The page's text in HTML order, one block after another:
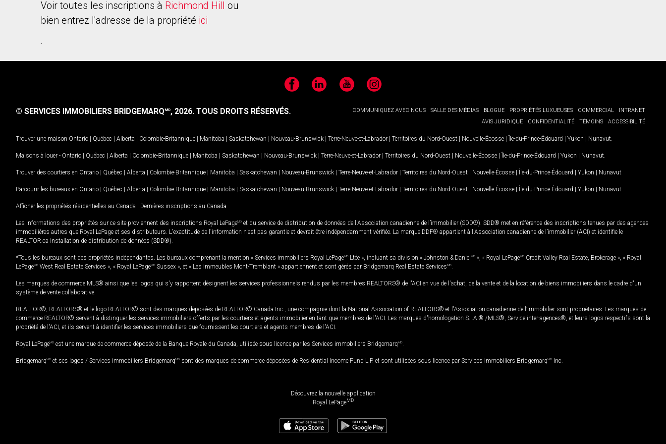
Voir toutes les inscriptions à Richmond Hill ou
bien entrez l'adresse de la propriété ici
.
FacebookLinkedIn YouTubeInstagram
COMMUNIQUEZ AVEC NOUS SALLE DES MÉDIAS BLOGUE PROPRIÉTÉS LUXUEUSES COMMERCIAL
INTRANET
AVIS JURIDIQUE
CONFIDENTIALITÉ TÉMOINS ACCESSIBILITÉ
© SERVICES IMMOBILIERS BRIDGEMARQMD, 2026. TOUS DROITS RÉSERVÉS.
Trouver une maison Ontario | Québec | Alberta | Colombie-Britannique | Manitoba | Saskatchewan | Nouveau-Brunswick | Terre-Neuve-et-Labrador | Territoires du Nord-Ouest | Nouvelle-Écosse | Île-du-Prince-Édouard | Yukon | Nunavut
Maisons à louer - Ontario | Québec | Alberta | Colombie-Britannique | Manitoba | Saskatchewan | Nouveau-Brunswick | Terre-Neuve-et-Labrador | Territoires du Nord-Ouest | Nouvelle-Écosse | Île-du-Prince-Édouard | Yukon | Nunavut
Trouver des courtiers en Ontario | Québec | Alberta | Colombie-Britannique | Manitoba | Saskatchewan | Nouveau-Brunswick | Terre-Neuve-et-Labrador | Territoires du Nord-Ouest | Nouvelle-Écosse | Île-du-Prince-Édouard | Yukon | Nunavut
Parcourir les bureaux en Ontario | Québec | Alberta | Colombie-Britannique | Manitoba | Saskatchewan | Nouveau-Brunswick | Terre-Neuve-et-Labrador | Territoires du Nord-Ouest | Nouvelle-Écosse | Île-du-Prince-Édouard | Yukon | Nunavut
Afficher les propriétés résidentielles au Canada | Dernières inscriptions au Canada
Les informations des propriétés sur ce site proviennent des inscriptions Royal LePageMD et du service de distribution de données de l'Association canadienne de l’immobilier (SDD®). SDD® met en référence des inscriptions tenues par des agences
immobilières autres que Royal LePage et ses distributeurs. L'exactitude de l'information n'est pas garantie et devrait être indépendamment vérifiée. La marque DDF® appartient à l'Association canadienne de l’immobilier (ACI) et identifie le
REALTOR.ca Installation de distribution de données (SDD®).
*Tous les bureaux sont des propriétés indépendantes. Les bureaux comprenant la mention « Services immobiliers Royal LePageMD Ltée », incluant sa division « Johnston & Daniel MD », « Royal LePageMD Credit Valley Real Estate, Brokerage », « Royal
LePageMD West Real Estate Services », « Royal LePageMD Sussex », et « Les immeubles Mont-Tremblant » appartiennent et sont gérés par Bridgemarq Real Estate ServicesMD
Les marques de commerce MLS® ainsi que les logos qui s'y rapportent désignent les services professionnels rendus par les membres REALTORS® de l'ACI en vue de l'achat, de la vente et de la location de biens immobiliers dans le cadre d'un
système de vente collaborative.
REALTOR®, REALTORS® et le logo REALTOR® sont des marques déposées de REALTOR® Canada Inc., une compagnie dont la National Association of REALTORS® et l'Association canadienne de l’immobilier sont propriétaires. Les marques de
commerce REALTOR® servent à distinguer les services immobiliers offerts par les courtiers et agents immobilier en tant que membres de l'ACI. Les marques d'homologation S.I.A.® /MLS®, Service inter-agences®, et leurs logos respectifs sont la
propriété de l'ACI, et ils servent à identifier les services immobiliers que fournissent les courtiers et agents membres de l'ACI.
Royal LePageMD est une marque de commerce déposée de la Banque Royale du Canada, utilisée sous licence par les Services immobiliers BridgemarqMD
BridgemarqMD et ses logos / Services immobiliers BridgemarqMD sont des marques de commerce déposées de Residential Income Fund L.P. et sont utilisées sous licence par Services immobiliers BridgemarqMD Inc.
Découvrez la nouvelle application
Royal LePageMD